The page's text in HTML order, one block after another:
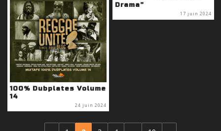
100% Dubplates Volume
14
24 juin 2024
Drama”
17 juin 2024